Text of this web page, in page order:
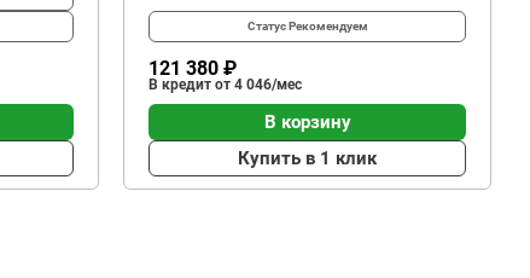
СтатусРекомендуем
121 380 ₽
В кредит от 4 046/мес
В корзину
Купить в 1 клик